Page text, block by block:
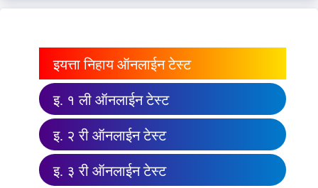
इयत्ता निहाय ऑनलाईन टेस्ट
इ. १ ली ऑनलाईन टेस्ट
इ. २ री ऑनलाईन टेस्ट
इ. ३ री ऑनलाईन टेस्ट